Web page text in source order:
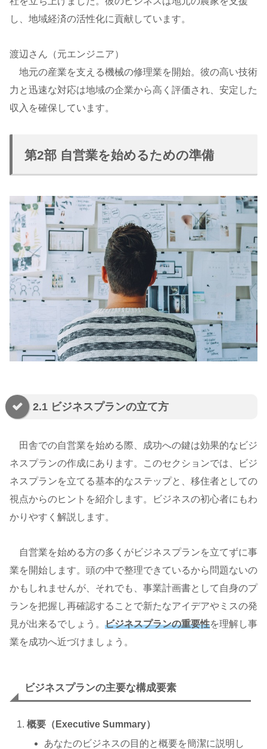
し、地域経済の活性化に貢献しています。
渡辺さん（元エンジニア）
地元の産業を支える機械の修理業を開始。彼の高い技術
力と迅速な対応は地域の企業から高く評価され、安定した
収入を確保しています。
第2部 自営業を始めるための準備
2.1 ビジネスプランの立て方
田舎での自営業を始める際、成功への鍵は効果的なビジ
ネスプランの作成にあります。このセクションでは、ビジ
ネスプランを立てる基本的なステップと、移住者としての
視点からのヒントを紹介します。ビジネスの初心者にもわ
かりやすく解説します。
自営業を始める方の多くがビジネスプランを立てずに事
業を開始します。頭の中で整理できているから問題ないの
かもしれませんが、それでも、事業計画書として自身のプ
ランを把握し再確認することで新たなアイデアやミスの発
見が出来るでしょう。 ビジネスプランの重要性を理解し事
業を成功へ近づけましょう。
ビジネスプランの主要な構成要素
概要（Executive Summary）
あなたのビジネスの目的と概要を簡潔に説明し